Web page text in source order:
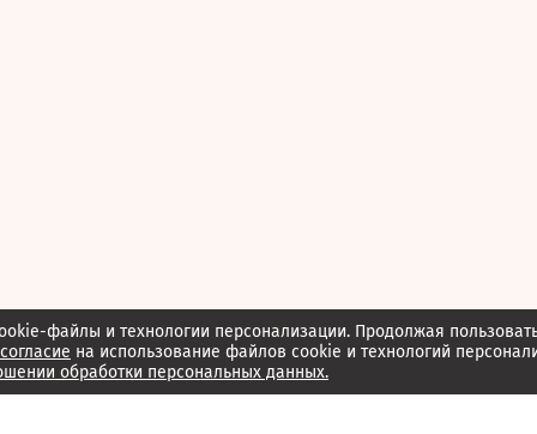
файлы и технологии персонализации. Продолжая
согласие на использование файлов cookie и технологий
обработки персональных данных.